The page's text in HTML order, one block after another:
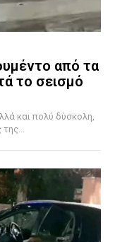
από τα
το σεισμό
και πολύ δύσκολη,